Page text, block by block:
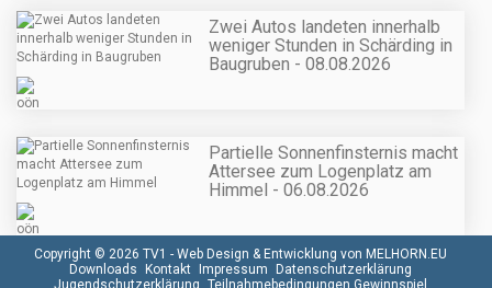
Zwei Autos landeten innerhalb
weniger Stunden in Schärding in
Baugruben - 08.08.2026
Partielle Sonnenfinsternis macht
Attersee zum Logenplatz am
Himmel - 06.08.2026
Copyright © 2026 TV1 - Web Design & Entwicklung von MELHORN.EU
Downloads Kontakt Impressum Datenschutzerklärung
Jugendschutzerklärung Teilnahmebedingungen Gewinnspiel